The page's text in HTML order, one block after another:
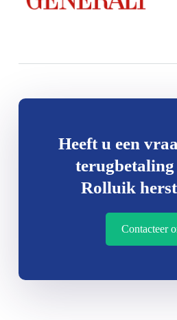
Heeft u een
Rolluik
Contacteer